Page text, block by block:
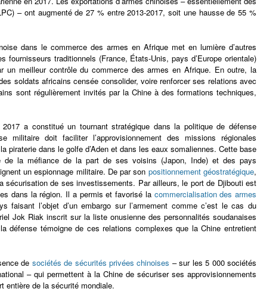
– ont augmenté de 27 % entre 2013-2017, soit une hausse de 55 %
dans le commerce des armes en Afrique met en lumière d’autres
traditionnels (France, États-Unis, pays d’Europe orientale)
un meilleur contrôle du commerce des armes en Afrique. En outre, la
soldats africains censée consolider, voire renforcer ses relations avec
sont régulièrement invités par la Chine à des formations techniques,
2017 a constitué un tournant stratégique dans la politique de défense
doit faciliter l’approvisionnement des missions régionales
piraterie dans le golfe d’Aden et dans les eaux somaliennes. Cette base
de la méfiance de la part de ses voisins (Japon, Inde) et des pays
un espionnage militaire. De par son positionnement géostratégique,
sécurisation de ses investissements. Par ailleurs, le port de Djibouti est
dans la région. Il a permis et favorisé la commercialisation des armes
faisant l’objet d’un embargo sur l’armement comme c’est le cas du
Jok Riak inscrit sur la liste onusienne des personnalités soudanaises
défense témoigne de ces relations complexes que la Chine entretient
de sociétés de sécurités privées chinoises – sur les 5 000 sociétés
– qui permettent à la Chine de sécuriser ses approvisionnements
entière de la sécurité mondiale.